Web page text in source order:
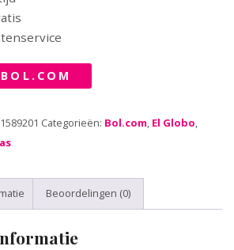
Categorieën: Bol.com, El Globo,
Beoordelingen (0)